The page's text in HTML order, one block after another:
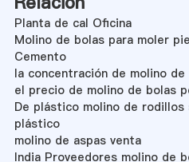
Planta de cal Oficina
Molino de bolas para moler
Cemento
la concentración de molino de
el precio de molino de bolas
De plástico molino de
plástico
molino de aspas venta
India Proveedores molino de